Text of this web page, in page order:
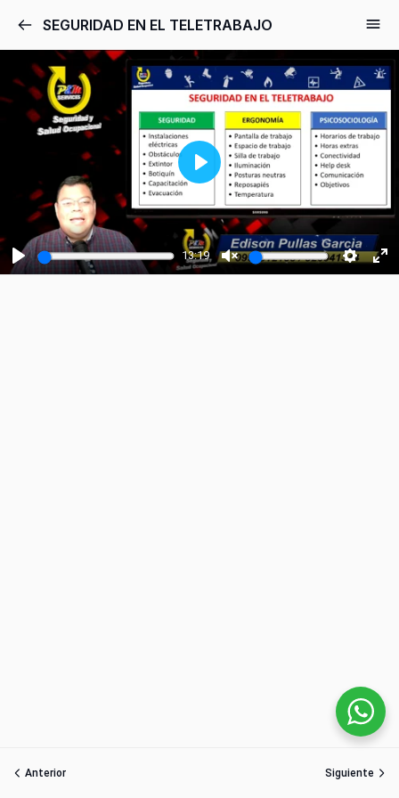
SEGURIDAD EN EL TELETRABAJO
Play
13:19
Unmute Settings
Play
Anterior Siguiente